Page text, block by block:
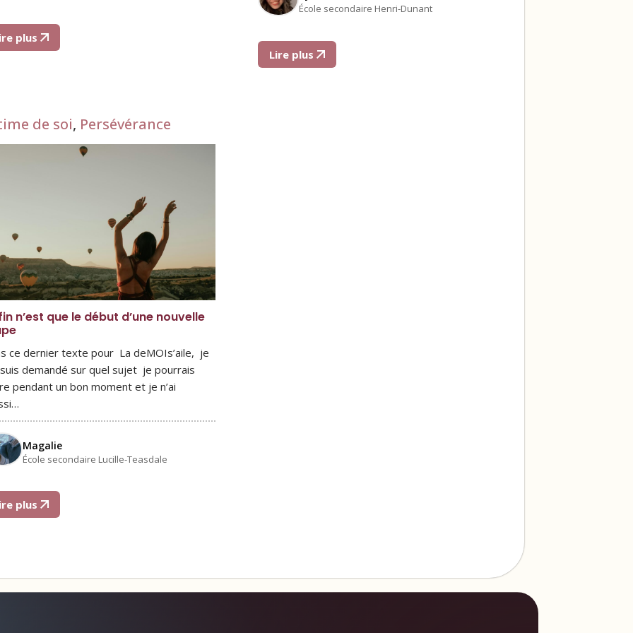
plus
École secondaire Henri-Dunant
Lire plus
de soi, Persévérance
n’est que le début d’une nouvelle
ce dernier texte pour La deMOIs’aile, je
demandé sur quel sujet je pourrais
pendant un bon moment et je n’ai
Magalie
École secondaire Lucille-Teasdale
plus